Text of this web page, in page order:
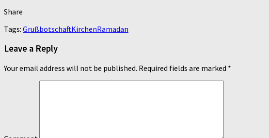
Share
Tags: GrußbotschaftKirchenRamadan
Leave a Reply
Your email address will not be published. Required fields are marked *